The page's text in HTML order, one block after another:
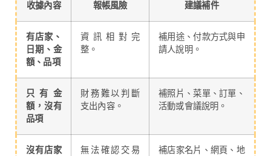
收據內容 報帳風險 建議補件
有店家、
日期、金
額、品項
資訊相對完
整。
補用途、付款方式與申
請人說明。
只有金
額，沒有
品項
財務難以判斷
支出內容。
補照片、菜單、訂單、
活動或會議說明。
沒有店家
無法確認交易
補店家名片、網頁、地